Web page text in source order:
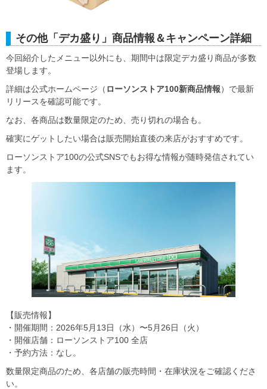
その他「デカ盛り」商品情報＆キャンペーン詳細
今回紹介したメニュー以外にも、期間中は限定デカ盛り商品が多数
登場します。
詳細は公式ホームページ（ ローソンストア100新商品情報）で最新
リリースを確認可能です。
なお、各商品は数量限定のため、売り切れの場合も。
確実にゲットしたい場合は販売開始直後の来店がおすすめです。
ローソンストア100の公式SNSでもお得な情報が随時発信されてい
ます。
【販売情報】
・開催期間：2026年5月13日（水）〜5月26日（火）
・開催店舗：ローソンストア100 全店
・予約方法：なし。
数量限定商品のため、各店舗の販売時間・在庫状況をご確認くださ
い。